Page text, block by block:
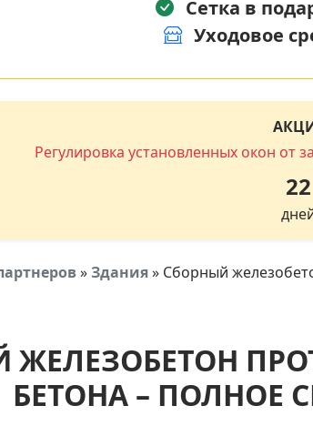
Сетка в
Уходовое
Регулировка установленных окон от
22
»Здания» Сборный
ЖЕЛЕЗОБЕТОН
БЕТОНА – ПОЛНОЕ